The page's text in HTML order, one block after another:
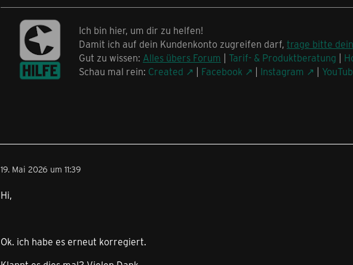
Ich bin hier, um dir zu helfen!
Damit ich auf dein Kundenkonto zugreifen darf, trage bitte
Gut zu wissen: Alles übers Forum | Tarif- & Produktberatung |
Schau mal rein: Created | Facebook | Instagram |
19. Mai 2026 um 11:39
Hi,
Ok. ich habe es erneut korregiert.